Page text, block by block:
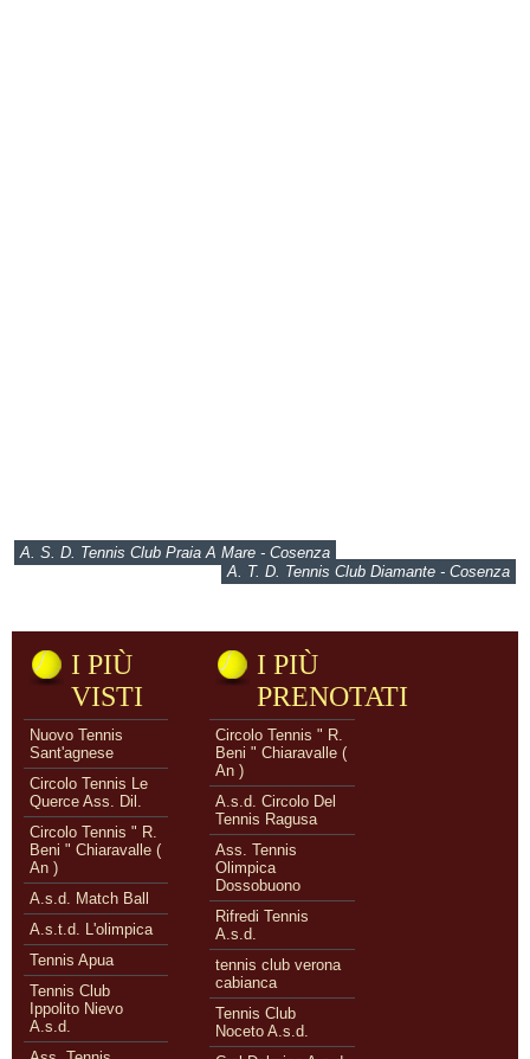
A. S. D. Tennis Club Praia A Mare - Cosenza
A. T. D. Tennis Club Diamante - Cosenza
I PIÙ
VISTI
Nuovo Tennis
Sant'agnese
Circolo Tennis Le
Querce Ass. Dil.
Circolo Tennis " R.
Beni " Chiaravalle (
An )
A.s.d. Match Ball
A.s.t.d. L'olimpica
Tennis Apua
Tennis Club
Ippolito Nievo
A.s.d.
I PIÙ
PRENOTATI
Circolo Tennis " R.
Beni " Chiaravalle (
An )
A.s.d. Circolo Del
Tennis Ragusa
Ass. Tennis
Olimpica
Dossobuono
Rifredi Tennis
A.s.d.
tennis club verona
cabianca
Tennis Club
Noceto A.s.d.